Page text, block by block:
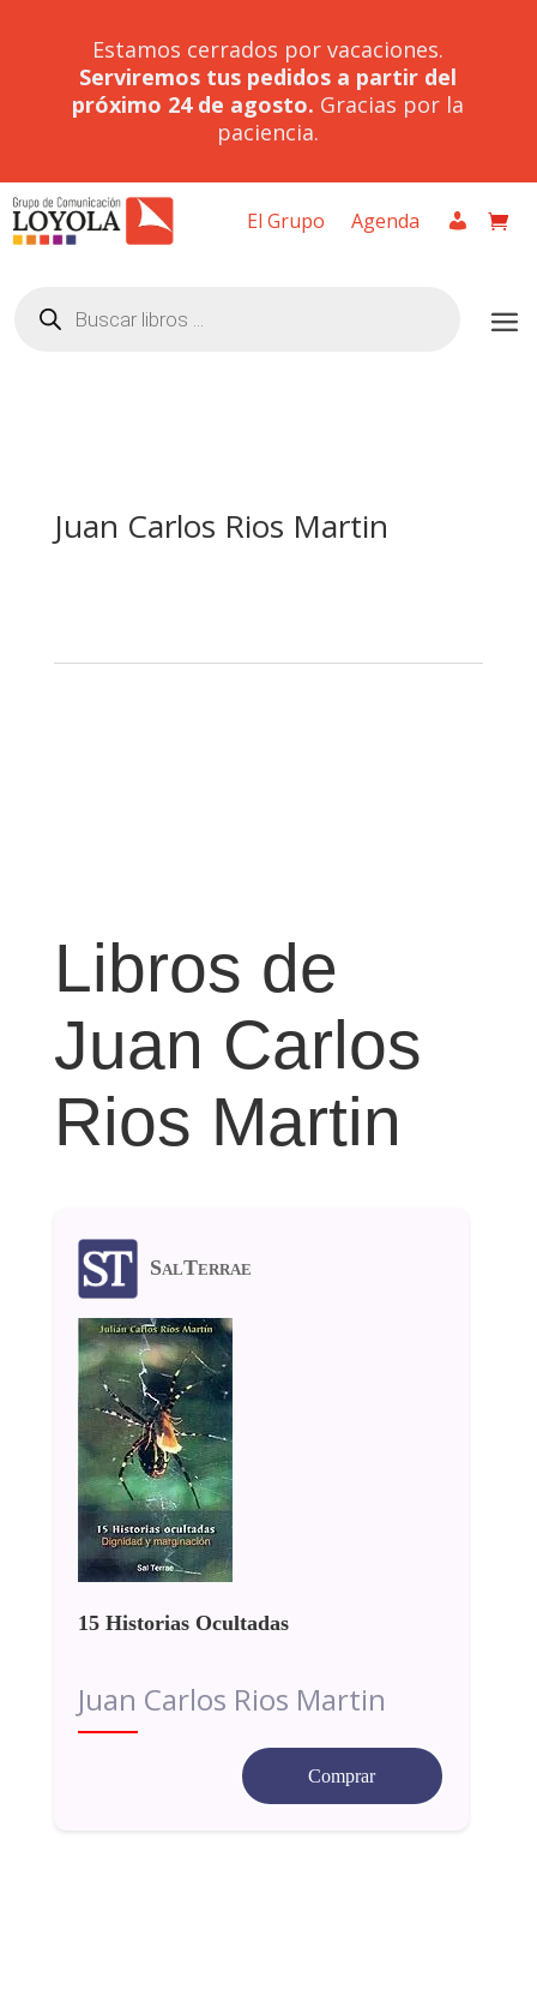
Estamos cerrados por vacaciones.
Serviremos tus pedidos a partir del
próximo 24 de agosto. Gracias por la
paciencia.
El Grupo Agenda
productos
Juan Carlos Rios Martin
Libros de
Juan Carlos
Rios Martin
SalTerrae
15 Historias Ocultadas
Juan Carlos Rios Martin
Comprar